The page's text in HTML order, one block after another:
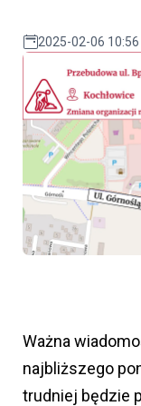
2025-02-06 10:56
Ważna
najbliższego
trudniej będzie